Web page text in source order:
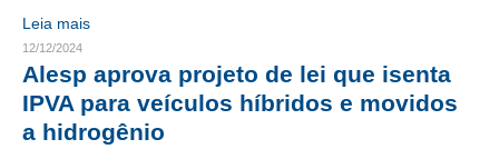
LEI 5.194/1966 – REGULAMENTAÇÃO DA PROFISSÃO
LEI 6.496/1977 – ART
Leia mais
12/12/2024
Alesp aprova projeto de lei que isenta
IPVA para veículos híbridos e movidos
a hidrogênio